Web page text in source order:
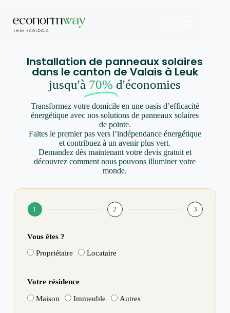
Installation de panneaux solaires
dans le canton de Valais à Leuk
jusqu'à 70% d'économies
Transformez votre domicile en une oasis d’efficacité
énergétique avec nos solutions de panneaux solaires
de pointe.
Faites le premier pas vers l’indépendance énergétique
et contribuez à un avenir plus vert.
Demandez dès maintenant votre devis gratuit et
découvrez comment nous pouvons illuminer votre
monde.
1 2 3
Vous êtes ?
Propriétaire Locataire
Votre résidence
Maison Immeuble Autres